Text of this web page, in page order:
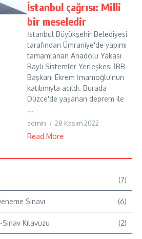
İstanbul çağrısı: Milli
bir meseledir
İstanbul Büyükşehir Belediyesi
tarafından Ümraniye'de yapımı
tamamlanan Anadolu Yakası
Raylı Sistemler Yerleşkesi İBB
Başkanı Ekrem İmamoğlu'nun
katılımıyla açıldı. Burada
Düzce'de yaşanan deprem ile
...
admin 28 Kasım 2022
Read More
(7)
Sınavı (6)
Kılavuzu (2)